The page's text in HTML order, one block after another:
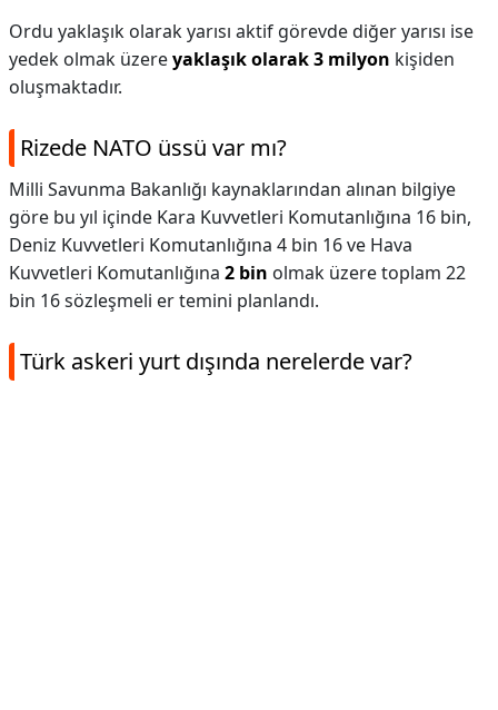
Ordu yaklaşık olarak yarısı aktif görevde diğer yarısı ise
yedek olmak üzereyaklaşık olarak 3 milyon kişiden
oluşmaktadır.
Rizede NATO üssü var mı?
Milli Savunma Bakanlığı kaynaklarından alınan bilgiye
göre bu yıl içinde Kara Kuvvetleri Komutanlığına 16 bin,
Deniz Kuvvetleri Komutanlığına 4 bin 16 ve Hava
Kuvvetleri Komutanlığına 2 bin olmak üzere toplam 22
bin 16 sözleşmeli er temini planlandı.
Türk askeri yurt dışında nerelerde var?